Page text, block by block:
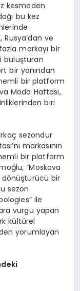
kesmeden
bu kez
ve
markayı bir
buluşturan
bir yanından
bir platform
Moda Haftası,
biri
sezondur
markasının
bir platform
“Moskova
dönüştürücü bir
sezon
ile
vurgu yapan
kültürel
yorumlayan